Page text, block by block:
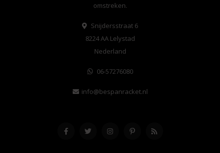
omstreken.
Snijdersstraat 6
8224 AA Lelystad
Nederland
06-57276080
info@bespanracket.nl